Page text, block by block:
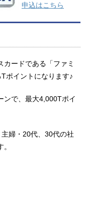
申込はこちら
カードである「ファミ
ポイントになります♪
ンで、最大4,000Tポイ
婦・20代、30代の社